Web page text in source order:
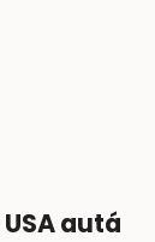
autá